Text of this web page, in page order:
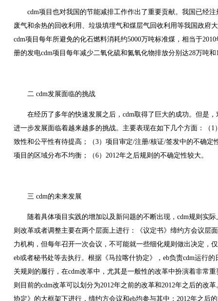
cdm项目也对我国的节能减排工作作出了重要贡献。我国已经
废气和余热的回收利用、垃圾填埋气和煤层气回收利用等我国政府
cdm项目每年所避免的化石燃料消耗约5000万吨标准煤，相当于
册的发电cdm项目每年减少二氧化硫和氮氧化物排放分别达28万吨和
二 cdm发展面临的挑战
在经历了多年的快速发展之后，cdm取得了巨大的成功。但是
进一步发展面临着越来越多的挑战。主要表现在如下几个方面：（
致性和公平性有待提高；（3）项目审定/注册/核证/签发中的不确定
项目的区域分布不均衡；（6）2012年之后规则的不确定性较大。
三 cdm的未来发展
随着具体项目实践的增加以及新问题的不断出现，cdm规则实
则改革或者调整主要在两个层面上进行：《议定书》缔约方会议层
力机构，但每年召开一次会议，不可能就一些细化规则做出决定，
eb或者秘书处等去执行。根据《马拉喀什协定》，eb负责cdm运行
关规则的履行，在cdm改革中，尤其是一般性的改革中扮演着非常
则目前的cdm改革可以划分为2012年之前的改革和2012年之后的改
协定》的大框架下进行，缔约方会议和eb均参与其中；2012年之后